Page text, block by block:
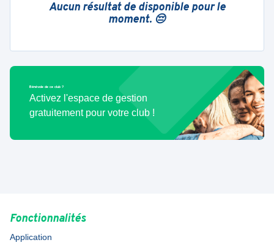
Aucun résultat de disponible pour le
moment. 😔
Bénévole de ce club ?
Activez l'espace de gestion
gratuitement pour votre club !
Fonctionnalités
Application